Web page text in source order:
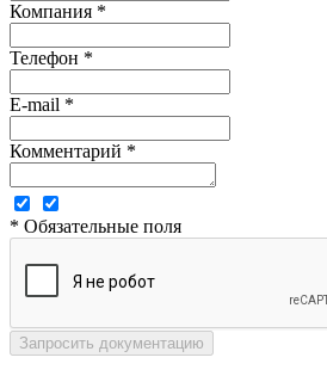
Компания *
Телефон *
E-mail *
Комментарий *
* Обязательные поля